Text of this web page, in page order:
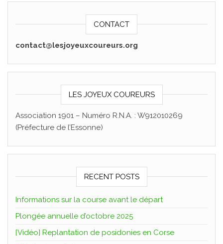
CONTACT
contact@lesjoyeuxcoureurs.org
LES JOYEUX COUREURS
Association 1901 – Numéro R.N.A. : W912010269
(Préfecture de l’Essonne)
RECENT POSTS
Informations sur la course avant le départ
Plongée annuelle d’octobre 2025
[Vidéo] Replantation de posidonies en Corse